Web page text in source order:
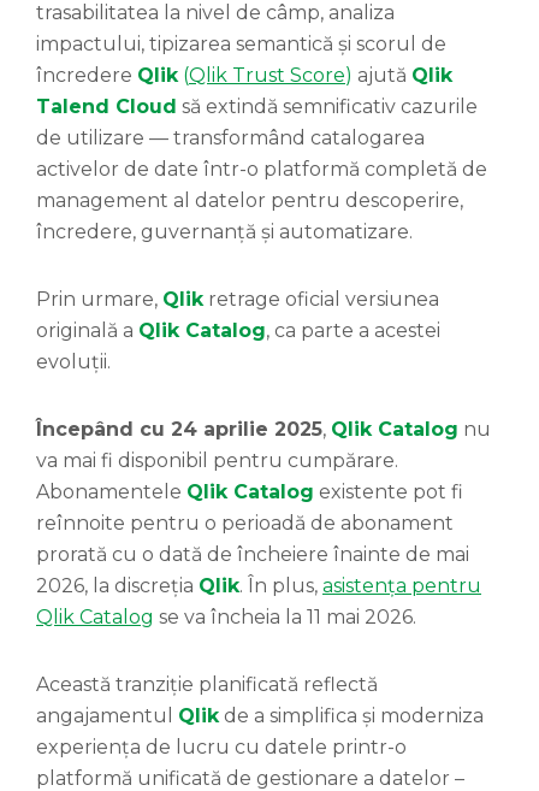
trasabilitatea la nivel de câmp, analiza
impactului, tipizarea semantică și scorul de
încredere Qlik(Qlik Trust Score) ajută Qlik
Talend Cloud să extindă semnificativ cazurile
de utilizare — transformând catalogarea
activelor de date într-o platformă completă de
management al datelor pentru descoperire,
încredere, guvernanță și automatizare.
Prin urmare, Qlikretrage oficial versiunea
originală a Qlik Catalog, ca parte a acestei
evoluții.
Începând cu 24 aprilie 2025, Qlik Catalog nu
va mai fi disponibil pentru cumpărare.
Abonamentele Qlik Catalog existente pot fi
reînnoite pentru o perioadă de abonament
prorată cu o dată de încheiere înainte de mai
2026, la discreția Qlik. În plus, asistența pentru
Qlik Catalog se va încheia la 11 mai 2026.
Această tranziție planificată reflectă
angajamentul Qlikde a simplifica și moderniza
experiența de lucru cu datele printr-o
platformă unificată de gestionare a datelor –